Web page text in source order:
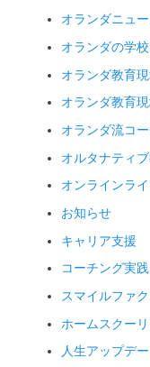
オランダニュ
オランダの学校
オランダ教育
オランダ教育
オランダ流コ
オルタナティ
オンラインラ
お知らせ
キャリア支援
コーチング実践
スマイルファ
ホームスクー
人生アップデー